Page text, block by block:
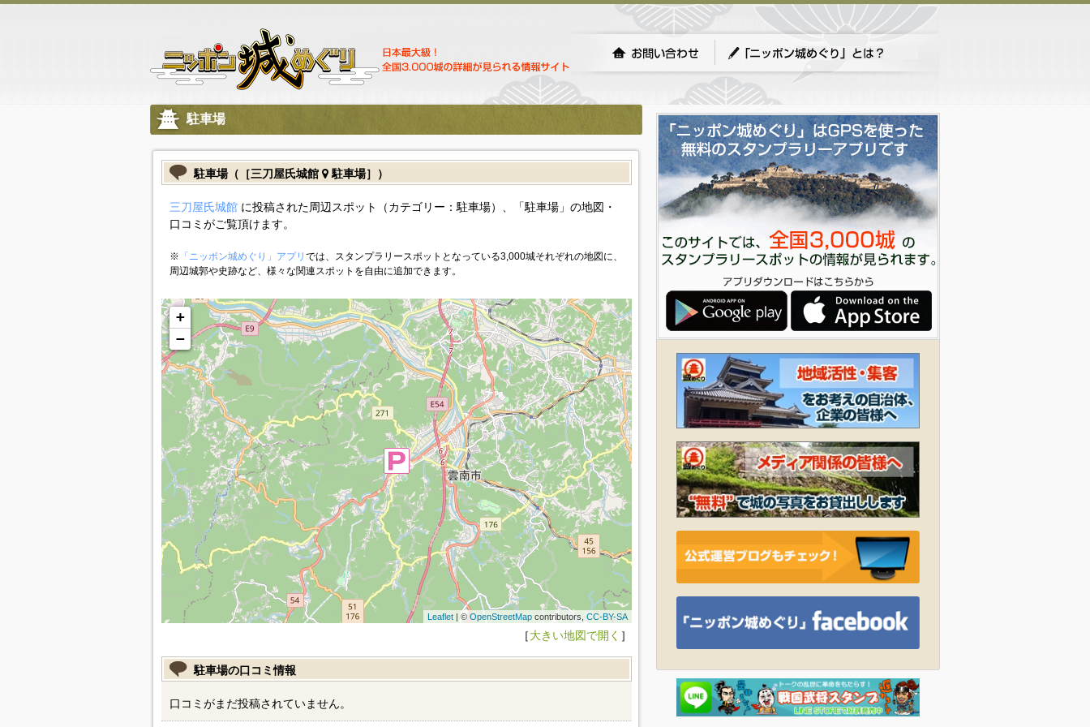
駐車場
駐車場（［三刀屋氏城館 駐車場］）
三刀屋氏城館に投稿された周辺スポット（カテゴリー：駐車場）、「駐車場」の地図・
口コミがご覧頂けます。
※ 「ニッポン城めぐり」アプリ では、スタンプラリースポットとなっている3,000城それぞれの地図に、
周辺城郭や史跡など、様々な関連スポットを自由に追加できます。
+
−
Leaflet| ©OpenStreetMapcontributors, CC-BY-SA
［大きい地図で開く ］
駐車場の口コミ情報
口コミがまだ投稿されていません。